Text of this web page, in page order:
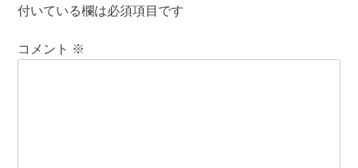
付いている欄は必須項目です
コメント ※